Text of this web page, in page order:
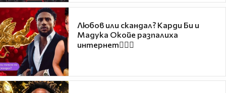
Любов или скандал? Карди Би и
Мадука Окойе разпалиха
интернет❤️‍🔥🔥